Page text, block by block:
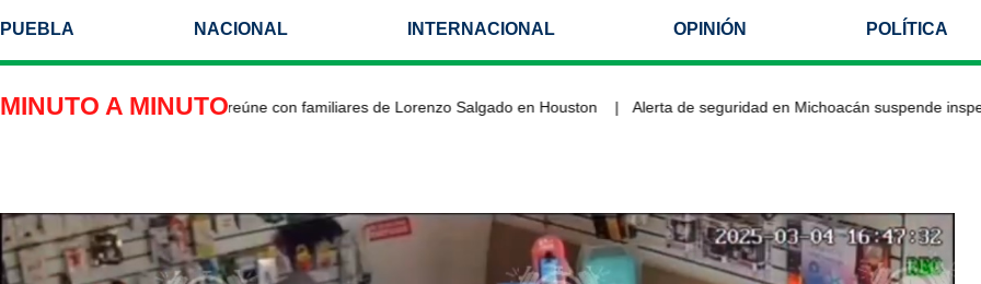
PUEBLA NACIONAL INTERNACIONAL OPINIÓN POLÍTICA
MINUTO A MINUTO
de México en EU se reúne con familiares de Lorenzo Salgado en Houston Alerta de seguridad en Michoacán suspende